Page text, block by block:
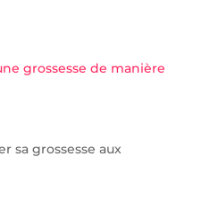
grossesse de manière
sa grossesse aux